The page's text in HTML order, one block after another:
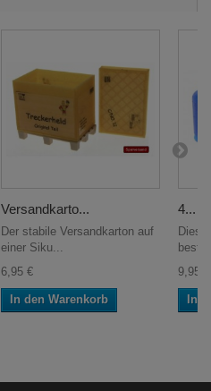
Versandkarto...
Der stabile Versandkarton auf
einer Siku...
6,95 €
In den Warenkorb
4...
9,95 €
In